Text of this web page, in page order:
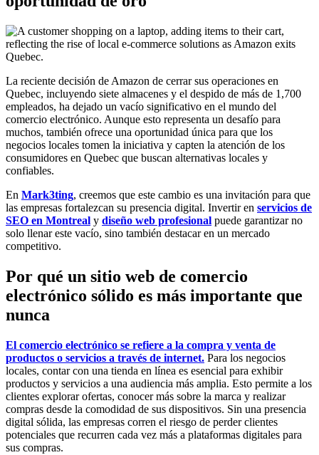
La reciente decisión de Amazon de cerrar sus operaciones en
Quebec, incluyendo siete almacenes y el despido de más de 1,700
empleados, ha dejado un vacío significativo en el mundo del
comercio electrónico. Aunque esto representa un desafío para
muchos, también ofrece una oportunidad única para que los
negocios locales tomen la iniciativa y capten la atención de los
consumidores en Quebec que buscan alternativas locales y
confiables.
En Mark3ting, creemos que este cambio es una invitación para que
las empresas fortalezcan su presencia digital. Invertir en servicios de
SEO en Montreal y diseño web profesional puede garantizar no
solo llenar este vacío, sino también destacar en un mercado
competitivo.
Por qué un sitio web de comercio
electrónico sólido es más importante que
nunca
El comercio electrónico se refiere a la compra y venta de
productos o servicios a través de internet. Para los negocios
locales, contar con una tienda en línea es esencial para exhibir
productos y servicios a una audiencia más amplia. Esto permite a los
clientes explorar ofertas, conocer más sobre la marca y realizar
compras desde la comodidad de sus dispositivos. Sin una presencia
digital sólida, las empresas corren el riesgo de perder clientes
potenciales que recurren cada vez más a plataformas digitales para
sus compras.